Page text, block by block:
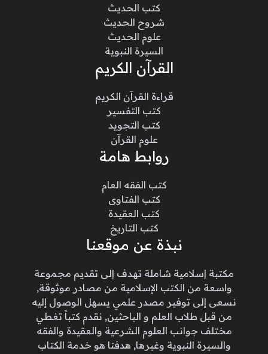
كتب الحديث
شروح الحديث
علوم الحديث
السيرة النبوية
القرآن الكريم
قراءة القرآن الكريم
كتب التفسير
كتب التجويد
علوم القرآن
روابط هامة
كتب الفقه العام
كتب الفتاوى
كتب العقيدة
كتب التاريخ
نبذة عن موقعنا
مكتبة إسلامية شاملة تهدف إلى تقديم مجموعة
واسعة من الكتب الإسلامية من مصادر موثوقة,
نسعى إلى توفير مصدر علمي يسهل الوصول إليه
من قبل طلاب العلم و الباحثين, نقدم كتباً تغطي
مختلف جوانب العلوم الشرعية والعقيدة والفقه
والسيرة النبوية وغيرها, هدفنا هو خدمة الكتاب